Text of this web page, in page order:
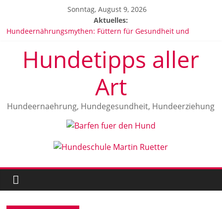
springen
Sonntag, August 9, 2026
Aktuelles:
Hundeernährungsmythen: Füttern für Gesundheit und
Hundeallergien: Anzeichen, Ursachen und Behandlung
Vitamine für Hunde
Die beliebtesten Hunderassen in Deutschland 2025
Malinois Herrkunft und Geschichte
Hundetipps aller
Art
Hundeernaehrung, Hundegesundheit, Hundeerziehung